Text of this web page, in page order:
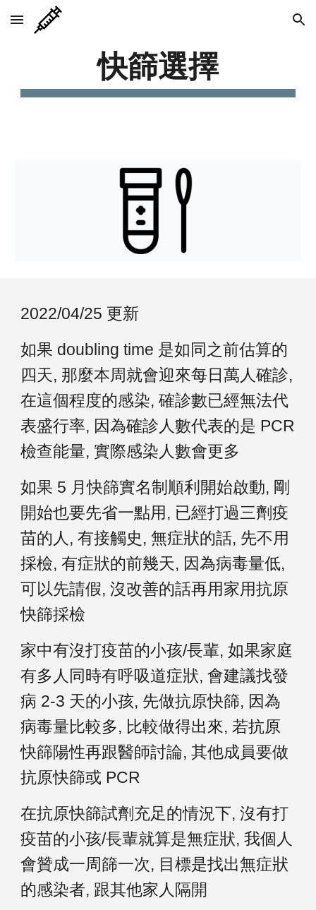
Skip to main content Skip to navigation
快篩選擇
2022/04/25 更新
如果 doubling time 是如同之前估算的
四天, 那麼本周就會迎來每日萬人確診,
在這個程度的感染, 確診數已經無法代
表盛行率, 因為確診人數代表的是 PCR
檢查能量, 實際感染人數會更多
如果 5 月快篩實名制順利開始啟動, 剛
開始也要先省一點用, 已經打過三劑疫
苗的人, 有接觸史, 無症狀的話, 先不用
採檢, 有症狀的前幾天, 因為病毒量低,
可以先請假, 沒改善的話再用家用抗原
快篩採檢
家中有沒打疫苗的小孩/長輩, 如果家庭
有多人同時有呼吸道症狀, 會建議找發
病 2-3 天的小孩, 先做抗原快篩, 因為
病毒量比較多, 比較做得出來, 若抗原
快篩陽性再跟醫師討論, 其他成員要做
抗原快篩或 PCR
在抗原快篩試劑充足的情況下, 沒有打
疫苗的小孩/長輩就算是無症狀, 我個人
會贊成一周篩一次, 目標是找出無症狀
的感染者, 跟其他家人隔開